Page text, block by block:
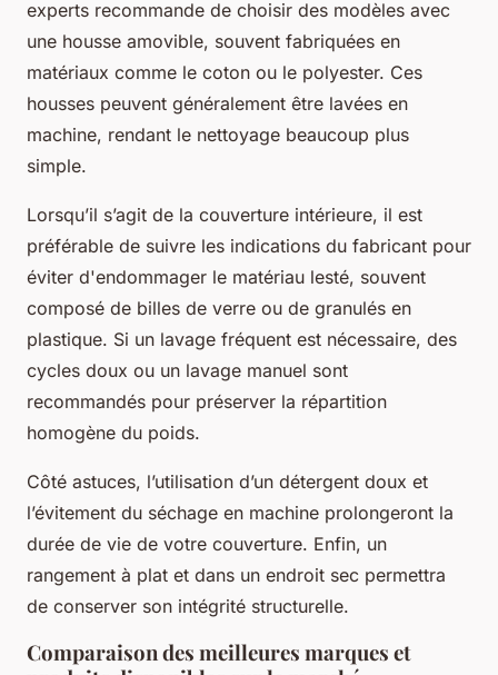
experts recommande de choisir des modèles avec
une housse amovible, souvent fabriquées en
matériaux comme le coton ou le polyester. Ces
housses peuvent généralement être lavées en
machine, rendant le nettoyage beaucoup plus
simple.
Lorsqu’il s’agit de la couverture intérieure, il est
préférable de suivre les indications du fabricant pour
éviter d'endommager le matériau lesté, souvent
composé de billes de verre ou de granulés en
plastique. Si un lavage fréquent est nécessaire, des
cycles doux ou un lavage manuel sont
recommandés pour préserver la répartition
homogène du poids.
Côté astuces, l’utilisation d’un détergent doux et
l’évitement du séchage en machine prolongeront la
durée de vie de votre couverture. Enfin, un
rangement à plat et dans un endroit sec permettra
de conserver son intégrité structurelle.
Comparaison des meilleures marques et